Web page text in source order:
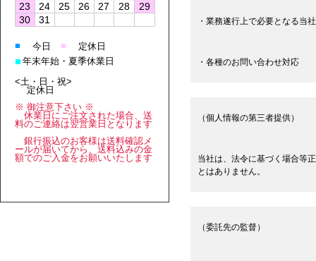
・業務遂行上で必要となる当
・各種のお問い合わせ対応
（個人情報の第三者提供）
当社は、法令に基づく場合等
とはありません。
（委託先の監督）
23
24 25 26 27 28
29
30
31
■ 今日 ■ 定休日
■年末年始・夏季休業日
<土・日・祝>
定休日
※ 御注意下さい ※
休業日にご注文された場合、送
料のご連絡は翌営業日となります
銀行振込のお客様は送料確認メ
ールが届いてから、送料込みの金
額でのご入金をお願いいたします